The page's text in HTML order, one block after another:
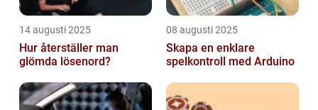
14 augusti 2025
Hur återställer man
glömda lösenord?
08 augusti 2025
Skapa en enklare
spelkontroll med Arduino